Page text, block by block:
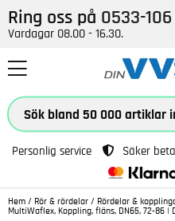
Ring oss på 0533-
Vardagar 08.00 - 16.30.
Personlig service Säker
Hem / Rör & rördelar / Rördelar &
MultiWaflex, Koppling, fläns, DN65, 72-86 |